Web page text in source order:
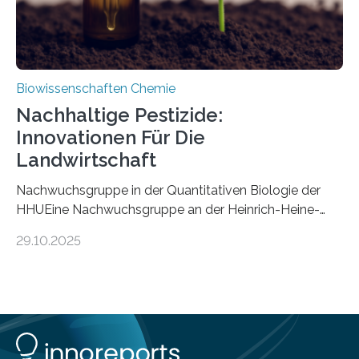
Biowissenschaften Chemie
Nachhaltige Pestizide:
Innovationen Für Die
Landwirtschaft
Nachwuchsgruppe in der Quantitativen Biologie der
HHUEine Nachwuchsgruppe an der Heinrich-Heine-
fünf Jahren erforschen, wie Bakterien auf
Insektenblume. Das Bundesministerium für Forschung,
Technologie und Raumfahrt (BMFTR) fördert das
29.10.2025